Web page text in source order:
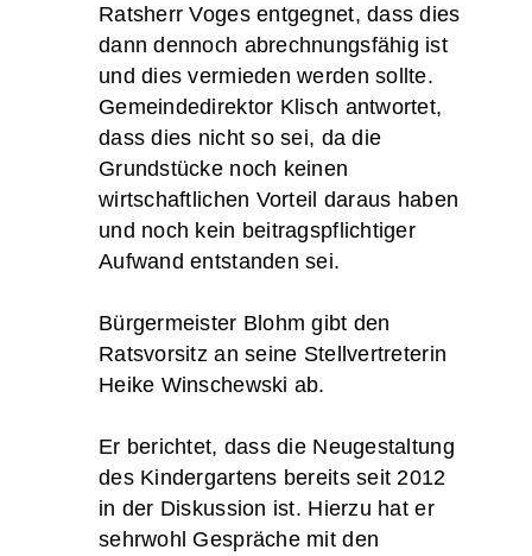
Ratsherr Voges entgegnet, dass dies
dann dennoch abrechnungsfähig ist
und dies vermieden werden sollte.
Gemeindedirektor Klisch antwortet,
dass dies nicht so sei, da die
Grundstücke noch keinen
wirtschaftlichen Vorteil daraus haben
und noch kein beitragspflichtiger
Aufwand entstanden sei.
Bürgermeister Blohm gibt den
Ratsvorsitz an seine Stellvertreterin
Heike Winschewski ab.
Er berichtet, dass die Neugestaltung
des Kindergartens bereits seit 2012
in der Diskussion ist. Hierzu hat er
sehrwohl Gespräche mit den